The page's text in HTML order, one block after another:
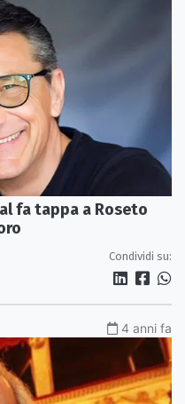
fa tappa a Roseto
Condividi su:
4 anni fa